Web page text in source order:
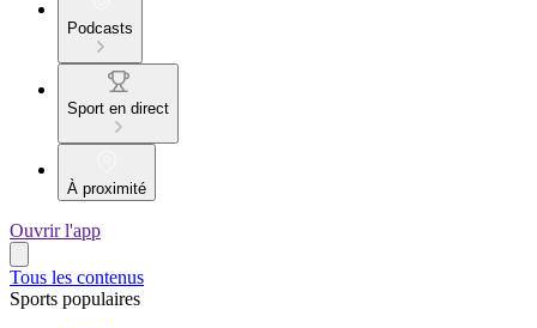
Podcasts
Sport en direct
À proximité
Ouvrir l'app
Tous les contenus
Sports populaires